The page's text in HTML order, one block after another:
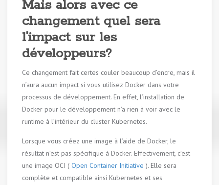
Mais alors avec ce
changement quel sera
l’impact sur les
développeurs?
Ce changement fait certes couler beaucoup d’encre, mais il
n’aura aucun impact si vous utilisez Docker dans votre
processus de développement. En effet, l’installation de
Docker pour le développement n’a rien à voir avec le
runtime à l’intérieur du cluster Kubernetes.
Lorsque vous créez une image à l’aide de Docker, le
résultat n’est pas spécifique à Docker. Effectivement, c’est
une image OCI ( Open Container Initiative ). Elle sera
complète et compatible ainsi Kubernetes et ses